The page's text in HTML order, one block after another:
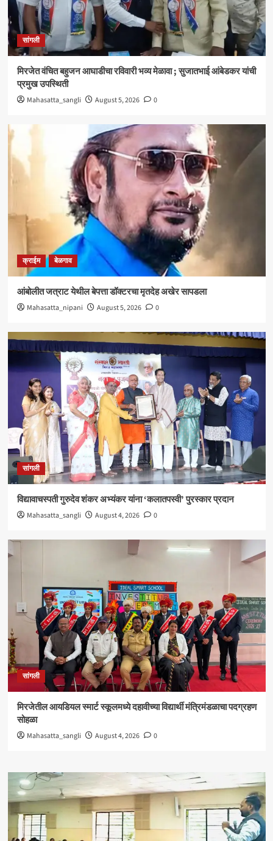
3
क्राईम बेळगाव
आंबोलीत जत्राट येथील बेपत्ता डॉक्टरचा मृतदेह अखेर सापडला
4
सांगली
विद्यावाचस्पती गुरुदेव शंकर अभ्यंकर यांना ‘कलातपस्वी’
सांगली
मिरजेतील आयडियल स्मार्ट स्कूलमध्ये दहावीच्या विद्यार्थी
मंत्रिमंडळाचा पदग्रहण सोहळा
सांगली
मिरजेत वंचित बहुजन आघाडीचा रविवारी भव्य मेळावा ; सुजातभाई आंबेडकर यांची
प्रमुख उपस्थिती
Mahasatta_sangli August 5, 2026 0
क्राईम बेळगाव
आंबोलीत जत्राट येथील बेपत्ता डॉक्टरचा मृतदेह अखेर सापडला
Mahasatta_nipani August 5, 2026 0
सांगली
विद्यावाचस्पती गुरुदेव शंकर अभ्यंकर यांना ‘कलातपस्वी’ पुरस्कार प्रदान
Mahasatta_sangli August 4, 2026 0
सांगली
मिरजेतील आयडियल स्मार्ट स्कूलमध्ये दहावीच्या विद्यार्थी मंत्रिमंडळाचा पदग्रहण
सोहळा
Mahasatta_sangli August 4, 2026 0